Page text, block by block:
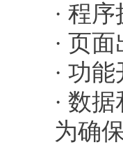
· 程序
· 页面
· 功能
· 数据
为确保